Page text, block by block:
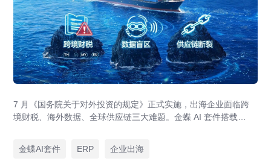
7 月《国务院关于对外投资的规定》正式实施，出海企业面临跨
境财税、海外数据、全球供应链三大难题。金蝶 AI 套件搭载
营。
金蝶AI套件 ERP 企业出海